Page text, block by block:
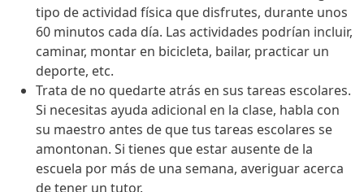
tipo de actividad física que disfrutes, durante unos
60 minutos cada día. Las actividades podrían incluir,
caminar, montar en bicicleta, bailar, practicar un
deporte, etc.
Trata de no quedarte atrás en sus tareas escolares.
Si necesitas ayuda adicional en la clase, habla con
su maestro antes de que tus tareas escolares se
amontonan. Si tienes que estar ausente de la
escuela por más de una semana, averiguar acerca
de tener un tutor.